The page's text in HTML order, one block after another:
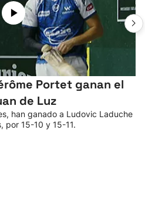
Portet ganan el
de Luz
han ganado a Ludovic Laduche
por 15-10 y 15-11.